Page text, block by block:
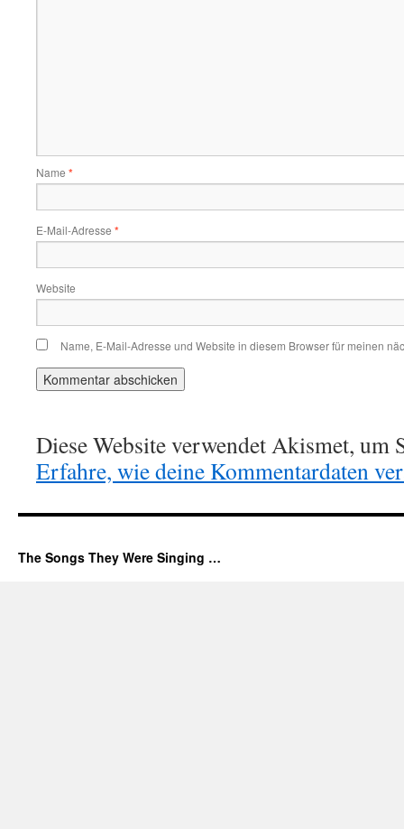
Name *
E-Mail-Adresse *
Website
Name, E-Mail-Adresse und Website in diesem Browser für meinen
Diese Website verwendet Akismet, um
Erfahre, wie deine Kommentardaten
The Songs They Were Singing …